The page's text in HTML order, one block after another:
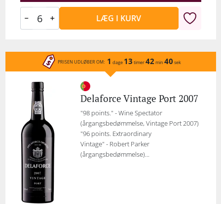
LÆG I KURV
PRISEN UDLØBER OM: 1 dage 13 timer42 min 40 sek
Delaforce Vintage Port 2007
"98 points." - Wine Spectator
(årgangsbedømmelse, Vintage Port 2007)
"96 points. Extraordinary
Vintage" - Robert Parker
(årgangsbedømmelse)...